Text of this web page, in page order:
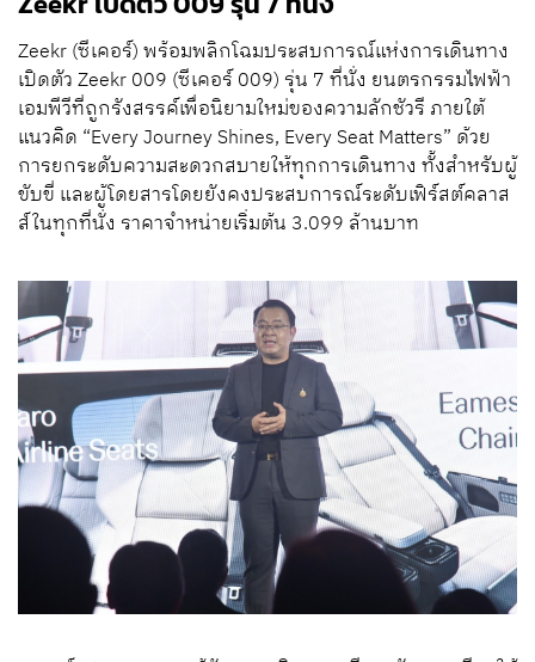
Zeekr (ซีเคอร์) พร้อมพลิกโฉมประสบการณ์แห่งการเดินทาง
เปิดตัว Zeekr 009 (ซีเคอร์ 009) รุ่น 7 ที่นั่ง ยนตรกรรมไฟฟ้า
เอมพีวีที่ถูกรังสรรค์เพื่อนิยามใหม่ของความลักชัวรี ภายใต้
แนวคิด “Every Journey Shines, Every Seat Matters” ด้วย
การยกระดับความสะดวกสบายให้ทุกการเดินทาง ทั้งสำหรับผู้
ขับขี่ และผู้โดยสารโดยยังคงประสบการณ์ระดับเฟิร์สต์คลาส
ส์ในทุกที่นั่ง ราคาจำหน่ายเริ่มต้น 3.099 ล้านบาท